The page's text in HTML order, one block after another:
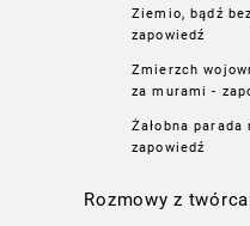
Ziemio, bądź
zapowiedź
Zmierzch
za murami -
Żałobna parada
zapowiedź
Rozmowy z